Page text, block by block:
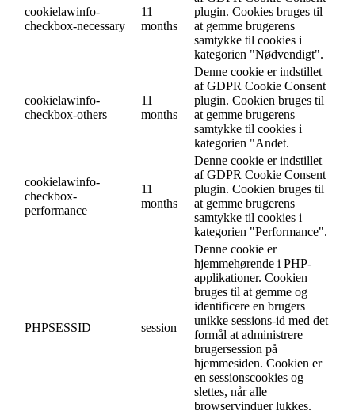
cookielawinfo-
checkbox-necessary
11
months
plugin. Cookies bruges til
at gemme brugerens
samtykke til cookies i
kategorien "Nødvendigt".
cookielawinfo-
checkbox-others
11
months
Denne cookie er indstillet
af GDPR Cookie Consent
plugin. Cookien bruges til
at gemme brugerens
samtykke til cookies i
kategorien "Andet.
cookielawinfo-
checkbox-
performance
11
months
Denne cookie er indstillet
af GDPR Cookie Consent
plugin. Cookien bruges til
at gemme brugerens
samtykke til cookies i
kategorien "Performance".
PHPSESSID session
Denne cookie er
hjemmehørende i PHP-
applikationer. Cookien
bruges til at gemme og
identificere en brugers
unikke sessions-id med det
formål at administrere
brugersession på
hjemmesiden. Cookien er
en sessionscookies og
slettes, når alle
browservinduer lukkes.